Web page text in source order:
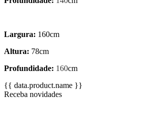
Largura: 160cm
Altura: 78cm
Profundidade: 160cm
{{ data.product.name }}
Receba novidades